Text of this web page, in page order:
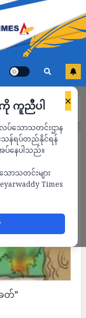
×
ကို ကူညီပါ
သောသတင်းဌာန
သန်ရပ်တည်နိုင်ရန်
နေပါသည်။
ာသတင်းများ
Times
တ်”